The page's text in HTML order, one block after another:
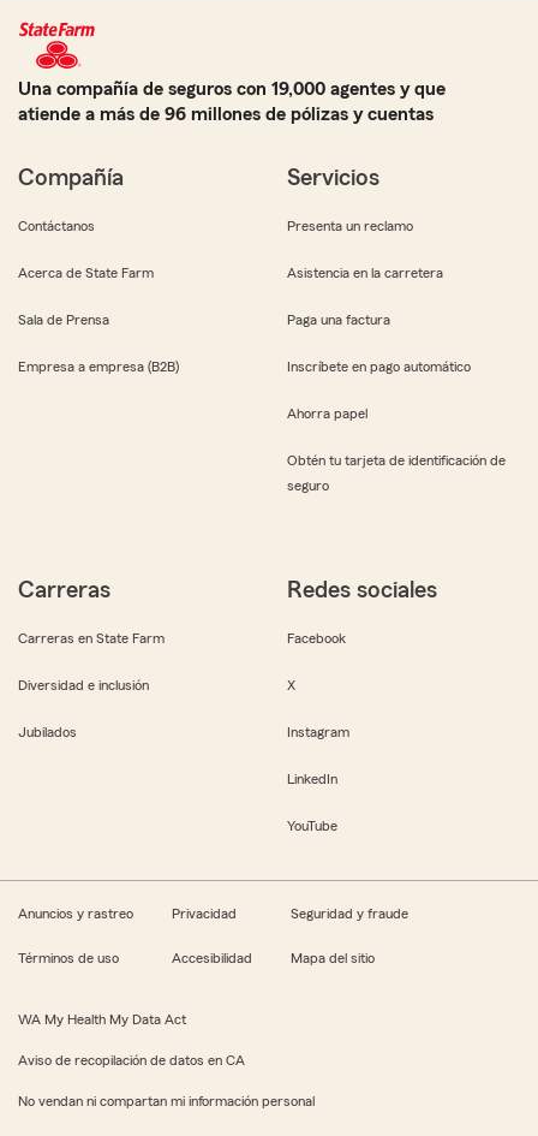
Una compañía de seguros con 19,000 agentes y que
atiende a más de 96 millones de pólizas y cuentas
Compañía
Contáctanos
Acerca de State Farm
Sala de Prensa
Empresa a empresa (B2B)
Servicios
Presenta un reclamo
Asistencia en la carretera
Paga una factura
Inscríbete en pago automático
Ahorra papel
Obtén tu tarjeta de identificación de
seguro
Carreras
Carreras en State Farm
Diversidad e inclusión
Jubilados
Redes sociales
Facebook
X
Instagram
LinkedIn
YouTube
Anuncios y rastreo Privacidad Seguridad y fraude
Términos de uso Accesibilidad Mapa del sitio
WA My Health My Data Act
Aviso de recopilación de datos en CA
No vendan ni compartan mi información personal